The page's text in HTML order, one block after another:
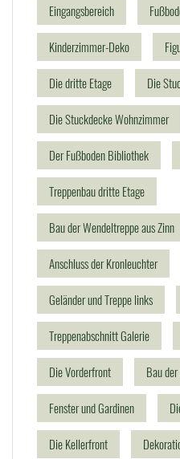
Eingangsbereich
Kinderzimmer-Deko
Die dritte Etage Die
Die Stuckdecke Wohnzimmer
Der Fußboden Bibliothek
Treppenbau dritte Etage
Bau der Wendeltreppe aus Zinn
Anschluss der Kronleuchter
Geländer und Treppe links
Treppenabschnitt Galerie
Die Vorderfront Bau
Fenster und Gardinen
Die Kellerfront